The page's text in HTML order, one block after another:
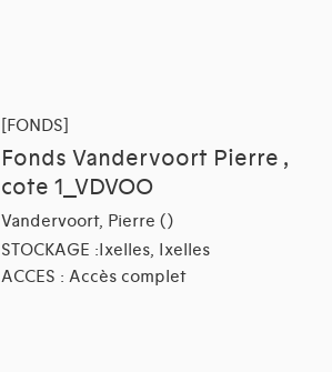
[FONDS]
Fonds Vandervoort Pierre ,
cote 1_VDVOO
Vandervoort, Pierre ()
STOCKAGE :Ixelles, Ixelles
ACCES : Accès complet